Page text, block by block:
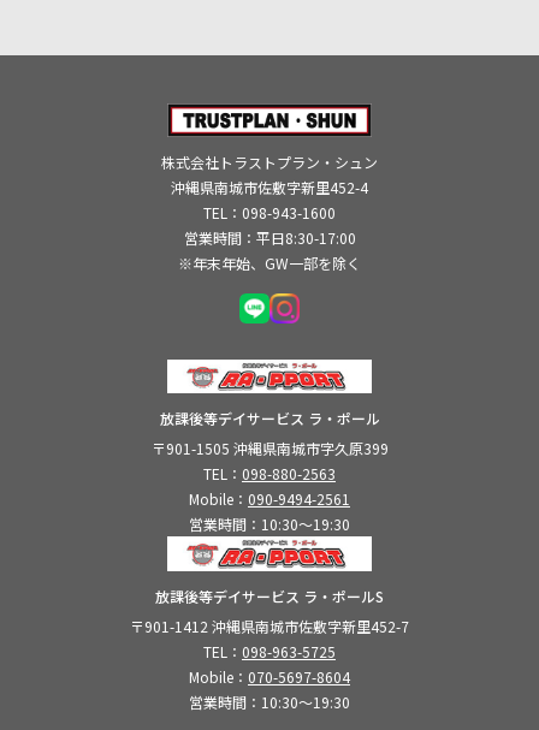
株式会社トラストプラン・シュン
沖縄県南城市佐敷字新里452-4
TEL： 098-943-1600
営業時間：平日8:30-17:00
※年末年始、GW一部を除く
放課後等デイサービス ラ・ポール
〒901-1505 沖縄県南城市字久原399
TEL： 098-880-2563
Mobile： 090-9494-2561
営業時間：10:30〜19:30
放課後等デイサービス ラ・ポールS
〒901-1412 沖縄県南城市佐敷字新里452-7
TEL： 098-963-5725
Mobile： 070-5697-8604
営業時間：10:30～19:30